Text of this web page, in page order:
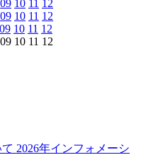
09 10 11 12
09 10 11 12
09 10 11 12
09 10 11 12
2026年インフォメーシ